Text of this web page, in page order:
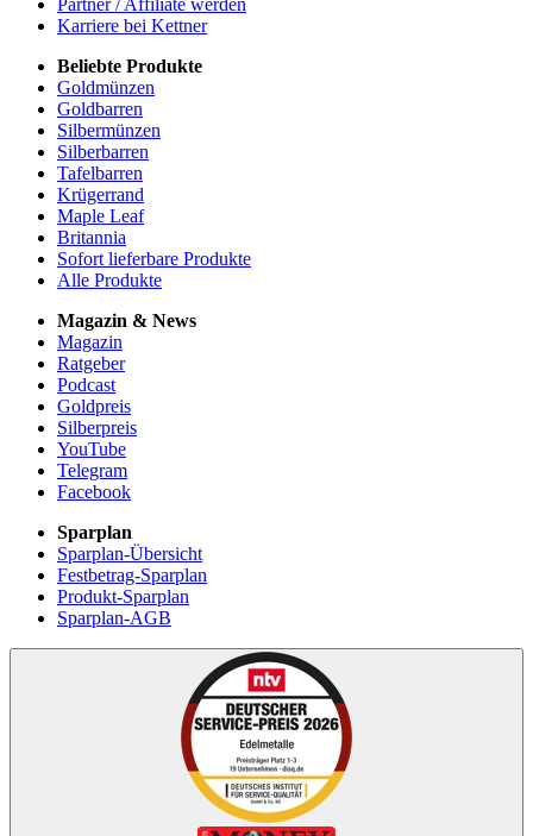
Partner / Affiliate werden
Karriere bei Kettner
Beliebte Produkte
Goldmünzen
Goldbarren
Silbermünzen
Silberbarren
Tafelbarren
Krügerrand
Maple Leaf
Britannia
Sofort lieferbare Produkte
Alle Produkte
Magazin & News
Magazin
Ratgeber
Podcast
Goldpreis
Silberpreis
YouTube
Telegram
Facebook
Sparplan
Sparplan-Übersicht
Festbetrag-Sparplan
Produkt-Sparplan
Sparplan-AGB